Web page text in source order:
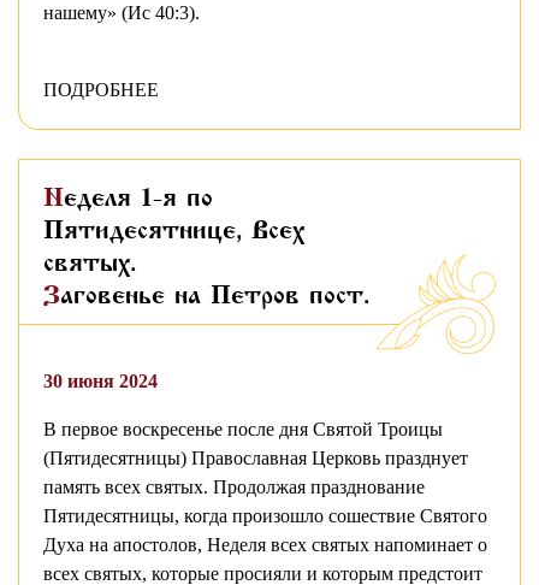
нашему» (Ис 40:3).
ПОДРОБНЕЕ
Неделя 1-я по
Пятидесятнице, Всех
святых.
Заговенье на Петров пост.
30 июня 2024
В первое воскресенье после дня Святой Троицы
(Пятидесятницы) Православная Церковь празднует
память всех святых. Продолжая празднование
Пятидесятницы, когда произошло сошествие Святого
Духа на апостолов, Неделя всех святых напоминает о
всех святых, которые просияли и которым предстоит